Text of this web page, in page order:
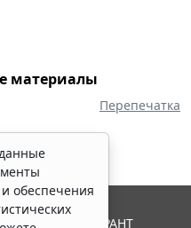
материалы
Перепечатка
обеспечения
Система ГАРАНТ